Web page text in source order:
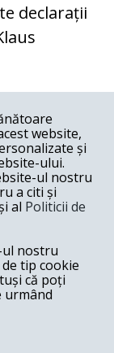
declarații
website,
și
ului.
ul nostru
a citi și
al Politicii de
nostru
tip cookie
că poți
urmând